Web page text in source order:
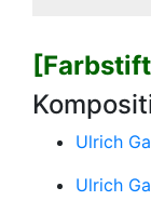
Ulrich
Ulrich